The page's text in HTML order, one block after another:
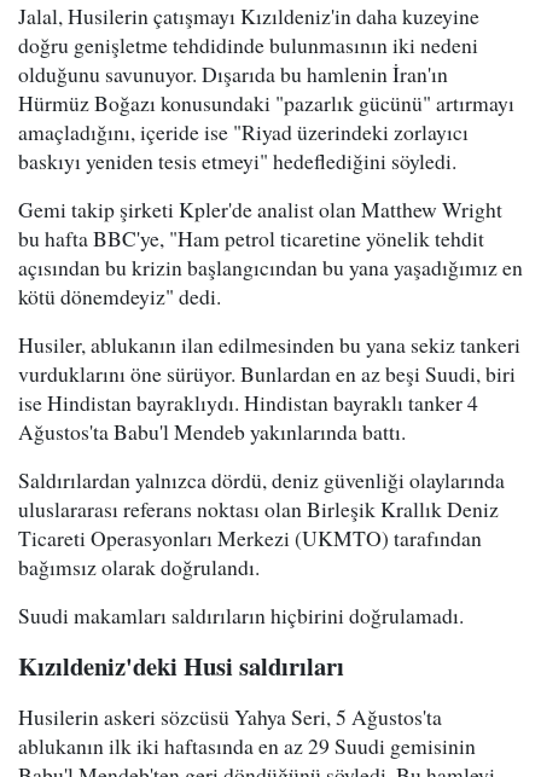
Jalal, Husilerin çatışmayı Kızıldeniz'in daha kuzeyine
doğru genişletme tehdidinde bulunmasının iki nedeni
olduğunu savunuyor. Dışarıda bu hamlenin İran'ın
Hürmüz Boğazı konusundaki "pazarlık gücünü" artırmayı
amaçladığını, içeride ise "Riyad üzerindeki zorlayıcı
baskıyı yeniden tesis etmeyi" hedeflediğini söyledi.
Gemi takip şirketi Kpler'de analist olan Matthew Wright
bu hafta BBC'ye, "Ham petrol ticaretine yönelik tehdit
açısından bu krizin başlangıcından bu yana yaşadığımız en
kötü dönemdeyiz" dedi.
Husiler, ablukanın ilan edilmesinden bu yana sekiz tankeri
vurduklarını öne sürüyor. Bunlardan en az beşi Suudi, biri
ise Hindistan bayraklıydı. Hindistan bayraklı tanker 4
Ağustos'ta Babu'l Mendeb yakınlarında battı.
Saldırılardan yalnızca dördü, deniz güvenliği olaylarında
uluslararası referans noktası olan Birleşik Krallık Deniz
Ticareti Operasyonları Merkezi (UKMTO) tarafından
bağımsız olarak doğrulandı.
Suudi makamları saldırıların hiçbirini doğrulamadı.
Kızıldeniz'deki Husi saldırıları
Husilerin askeri sözcüsü Yahya Seri, 5 Ağustos'ta
ablukanın ilk iki haftasında en az 29 Suudi gemisinin